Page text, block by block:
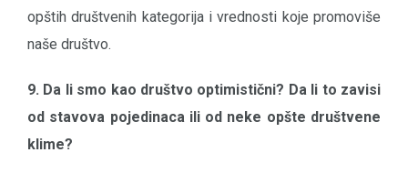
opštih društvenih kategorija i vrednosti koje promoviše
naše društvo.
9. Da li smo kao društvo optimistični? Da li to zavisi
od stavova pojedinaca ili od neke opšte društvene
klime?